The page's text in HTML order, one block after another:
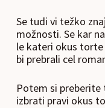
Se tudi vi težko
možnosti. Se kar
le kateri okus torte
bi prebrali cel
Potem si preberite
izbrati pravi okus